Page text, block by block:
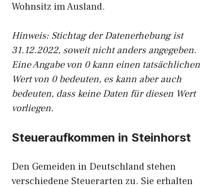
Wohnsitz im Ausland.
Hinweis: Stichtag der Datenerhebung ist
31.12.2022, soweit nicht anders angegeben.
Eine Angabe von 0 kann einen tatsächlichen
Wert von 0 bedeuten, es kann aber auch
bedeuten, dass keine Daten für diesen Wert
vorliegen.
Steueraufkommen in Steinhorst
Den Gemeiden in Deutschland stehen
verschiedene Steuerarten zu. Sie erhalten